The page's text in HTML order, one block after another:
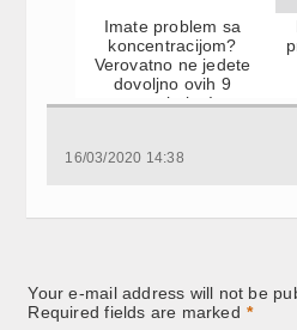
Imate problem sa
koncentracijom?
Verovatno ne jedete
dovoljno ovih 9
namirnica!
16/03/2020 14:38
Your e-mail address will not be
Required fields are marked *